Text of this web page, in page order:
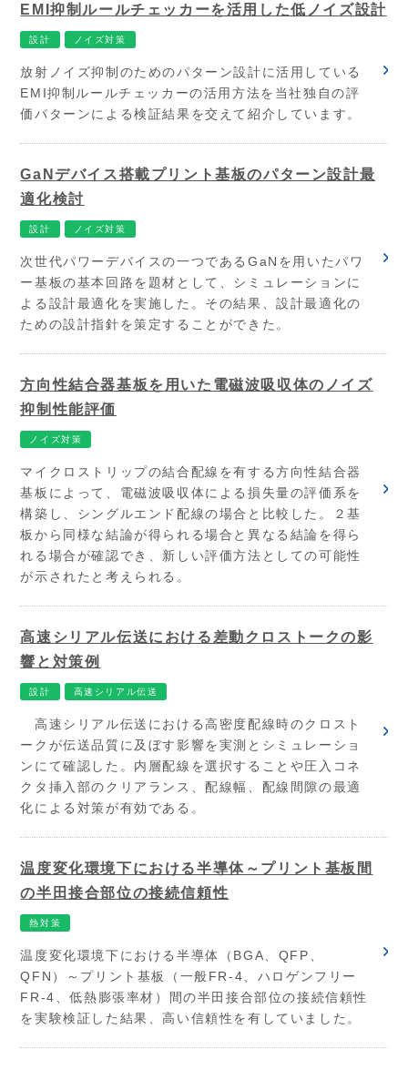
EMI抑制ルールチェッカーを活用した低ノイズ設計
設計 ノイズ対策
放射ノイズ抑制のためのパターン設計に活用している
EMI抑制ルールチェッカーの活用方法を当社独自の評
価パターンによる検証結果を交えて紹介しています。
GaNデバイス搭載プリント基板のパターン設計最
適化検討
設計 ノイズ対策
次世代パワーデバイスの一つであるGaNを用いたパワ
ー基板の基本回路を題材として、シミュレーションに
よる設計最適化を実施した。その結果、設計最適化の
ための設計指針を策定することができた。
方向性結合器基板を用いた電磁波吸収体のノイズ
抑制性能評価
ノイズ対策
マイクロストリップの結合配線を有する方向性結合器
基板によって、電磁波吸収体による損失量の評価系を
構築し、シングルエンド配線の場合と比較した。２基
板から同様な結論が得られる場合と異なる結論を得ら
れる場合が確認でき、新しい評価方法としての可能性
が示されたと考えられる。
高速シリアル伝送における差動クロストークの影
響と対策例
設計 高速シリアル伝送
高速シリアル伝送における高密度配線時のクロスト
ークが伝送品質に及ぼす影響を実測とシミュレーショ
ンにて確認した。内層配線を選択することや圧入コネ
クタ挿入部のクリアランス、配線幅、配線間隙の最適
化による対策が有効である。
温度変化環境下における半導体～プリント基板間
の半田接合部位の接続信頼性
熱対策
温度変化環境下における半導体（BGA、QFP、
QFN）～プリント基板（一般FR-4、ハロゲンフリー
FR-4、低熱膨張率材）間の半田接合部位の接続信頼性
を実験検証した結果、高い信頼性を有していました。